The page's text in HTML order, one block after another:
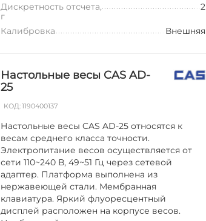
Дискретность отсчета,
г
2
Калибровка Внешняя
Настольные весы CAS AD-
25
КОД:1190400137
Настольные весы CAS AD-25 относятся к
весам среднего класса точности.
Электропитание весов осуществляется от
сети 110~240 В, 49~51 Гц через сетевой
адаптер. Платформа выполнена из
нержавеющей стали. Мембранная
клавиатура. Яркий флуоресцентный
дисплей расположен на корпусе весов.